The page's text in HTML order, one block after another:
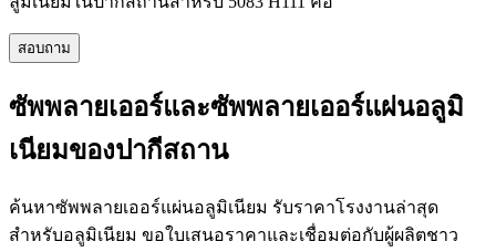
สอบถาม
ซัพพลายเออร์และซัพพลายเออร์แผ่นอลูมิ
เนียมของปากีสถาน
ค้นหาซัพพลายเออร์แผ่นอลูมิเนียม รับราคาโรงงานล่าสุด
สำหรับอลูมิเนียม ขอใบเสนอราคาและเชื่อมต่อกับผู้ผลิตชาว